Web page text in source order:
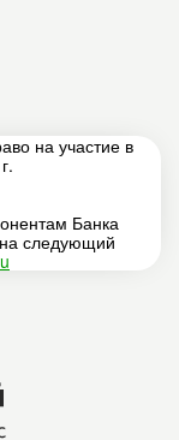
на участие в
Банка
следующий